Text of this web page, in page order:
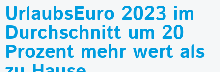
UrlaubsEuro 2023 im
Durchschnitt um 20
Prozent mehr wert als